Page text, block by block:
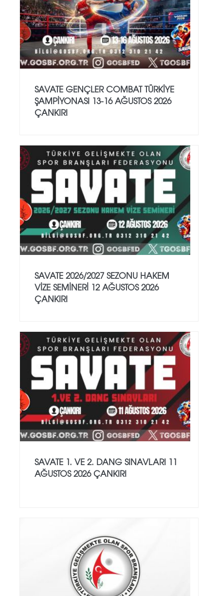
SAVATE GENÇLER COMBAT TÜRKİYE
ŞAMPİYONASI 13-16 AĞUSTOS 2026
ÇANKIRI
SAVATE 2026/2027 SEZONU HAKEM
VİZE SEMİNERİ 12 AĞUSTOS 2026
ÇANKIRI
SAVATE 1. VE 2. DANG SINAVLARI 11
AĞUSTOS 2026 ÇANKIRI